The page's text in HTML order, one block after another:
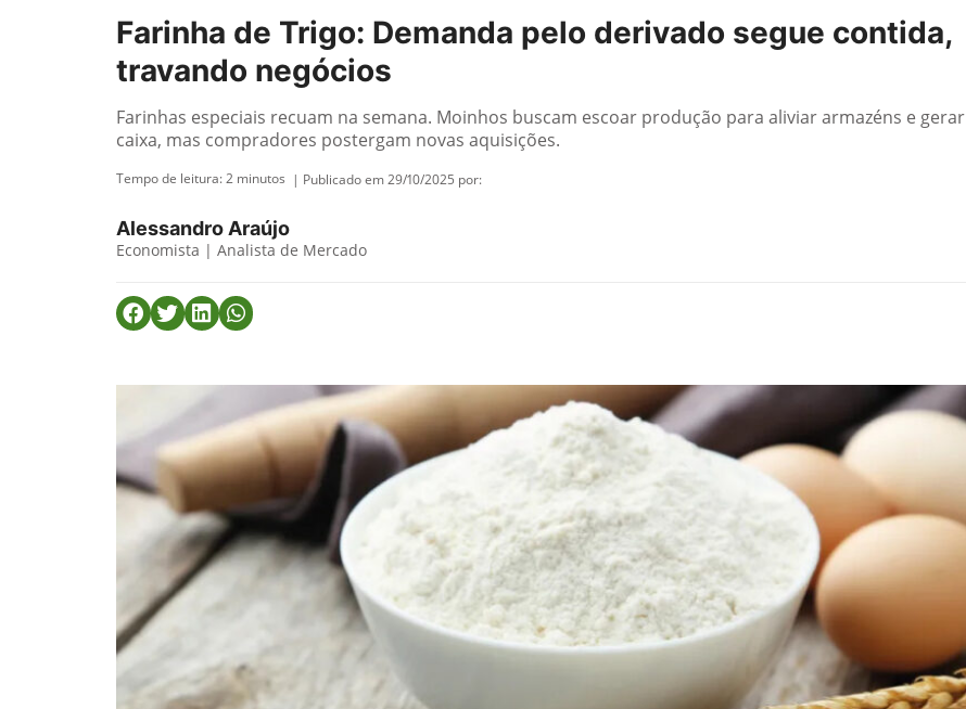
Farinha de Trigo: Demanda pelo derivado segue contida,
travando negócios
Farinhas especiais recuam na semana. Moinhos buscam escoar produção para aliviar armazéns e gerar
caixa, mas compradores postergam novas aquisições.
Tempo de leitura:2 minutos | Publicado em 29/10/2025 por:
Alessandro Araújo
Economista | Analista de Mercado